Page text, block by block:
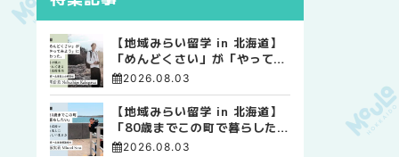
【地域みらい留学 in 北海道】
「めんどくさい」が「やってみ
よう」に変わった。 十勝の風
自由な高校生活
2026.08.03
【地域みらい留学 in 北海道】
「80歳までこの町で暮らした
い」 標津高校で踏み出した、
2026.08.03